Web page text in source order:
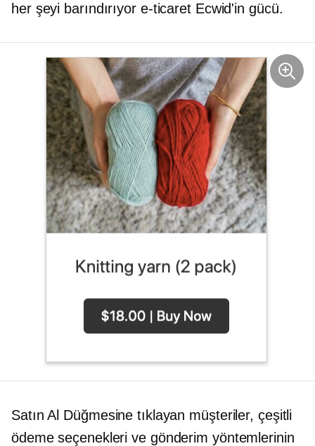
her şeyi barındırıyor e-ticaretEcwid'in gücü.
Satın Al Düğmesine tıklayan müşteriler, çeşitli
ödeme seçenekleri ve gönderim yöntemlerinin